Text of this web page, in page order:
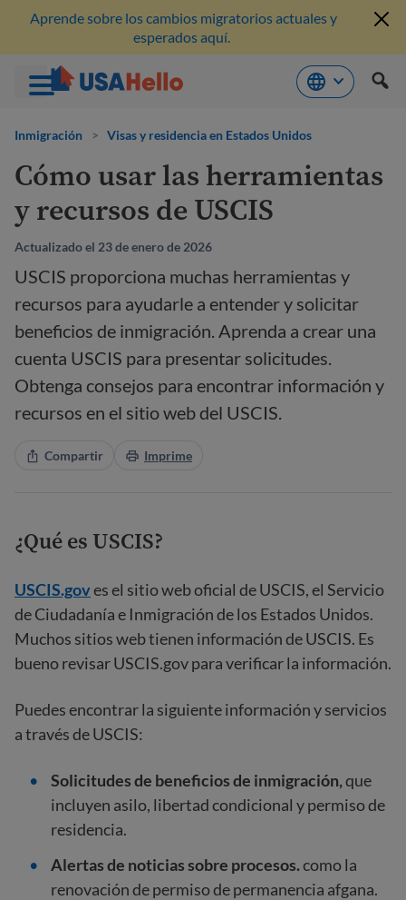
Aprende sobre los cambios migratorios actuales y
esperados aquí.
Inmigración > Visas y residencia en Estados Unidos
Cómo usar las herramientas
y recursos de USCIS
Actualizado el 23 de enero de 2026
USCIS proporciona muchas herramientas y
recursos para ayudarle a entender y solicitar
beneficios de inmigración. Aprenda a crear una
cuenta USCIS para presentar solicitudes.
Obtenga consejos para encontrar información y
recursos en el sitio web del USCIS.
Compartir Imprime
¿Qué es USCIS?
USCIS.goves el sitio web oficial de USCIS, el Servicio
de Ciudadanía e Inmigración de los Estados Unidos.
Muchos sitios web tienen información de USCIS. Es
bueno revisar USCIS.gov para verificar la información.
Puedes encontrar la siguiente información y servicios
a través de USCIS:
Solicitudes de beneficios de inmigración,que
incluyen asilo, libertad condicional y permiso de
residencia.
Alertas de noticias sobre procesos.como la
renovación de permiso de permanencia afgana.